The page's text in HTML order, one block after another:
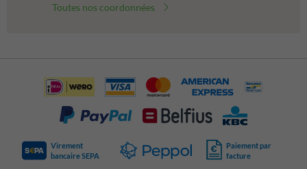
Toutes nos coordonnées
Virement
bancaire SEPA
Paiement par
facture